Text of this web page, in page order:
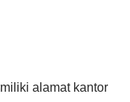
alamat kantor